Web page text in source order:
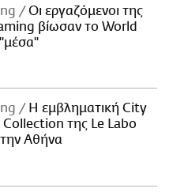
Οι εργαζόμενοι της
βίωσαν το World
Η εμβληματική City
Collection της Le Labo
Αθήνα